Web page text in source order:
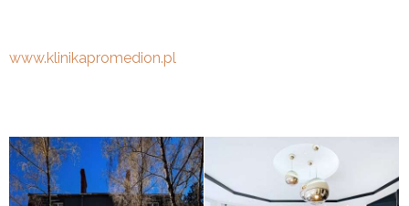
www.klinikapromedion.pl